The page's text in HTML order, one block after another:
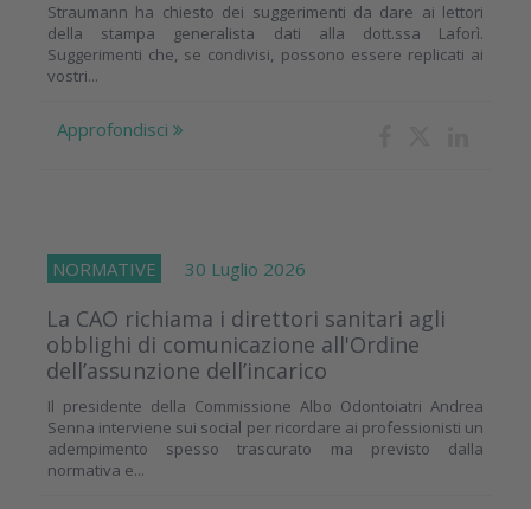
Straumann ha chiesto dei suggerimenti da dare ai lettori
della stampa generalista dati alla dott.ssa Laforì.
Suggerimenti che, se condivisi, possono essere replicati ai
vostri...
Approfondisci
NORMATIVE 30 Luglio 2026
La CAO richiama i direttori sanitari agli
obblighi di comunicazione all'Ordine
dell’assunzione dell’incarico
Il presidente della Commissione Albo Odontoiatri Andrea
Senna interviene sui social per ricordare ai professionisti un
adempimento spesso trascurato ma previsto dalla
normativa e...